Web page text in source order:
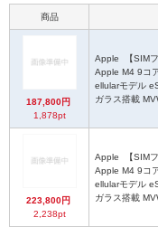
商品
187,800円
1,878pt
Apple
Apple M4 9コ
ellularモデル
ガラス搭載
223,800円
2,238pt
Apple
Apple M4 9コ
ellularモデル
ガラス搭載